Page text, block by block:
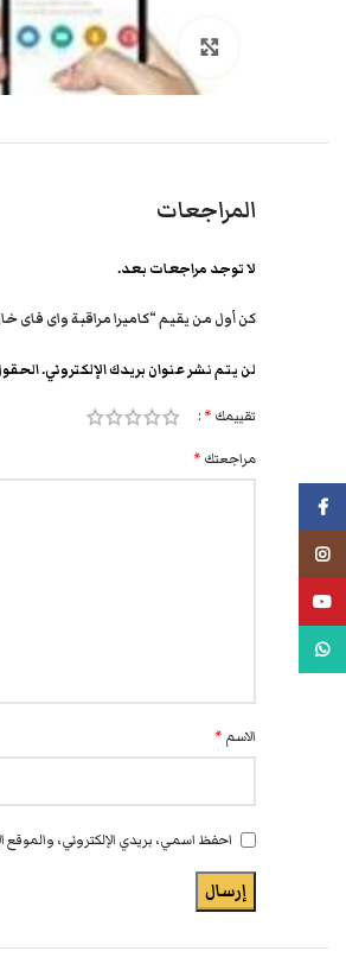
انقر هنا لتكبير الصورة
المراجعات
لا توجد مراجعات بعد.
كن أول من يقيم “كاميرا مراقبة واى فاى
لن يتم نشر عنوان بريدك الإلكتروني.
تقييمك *
مراجعتك *
الاسم *
احفظ اسمي، بريدي الإلكتروني، والموقع